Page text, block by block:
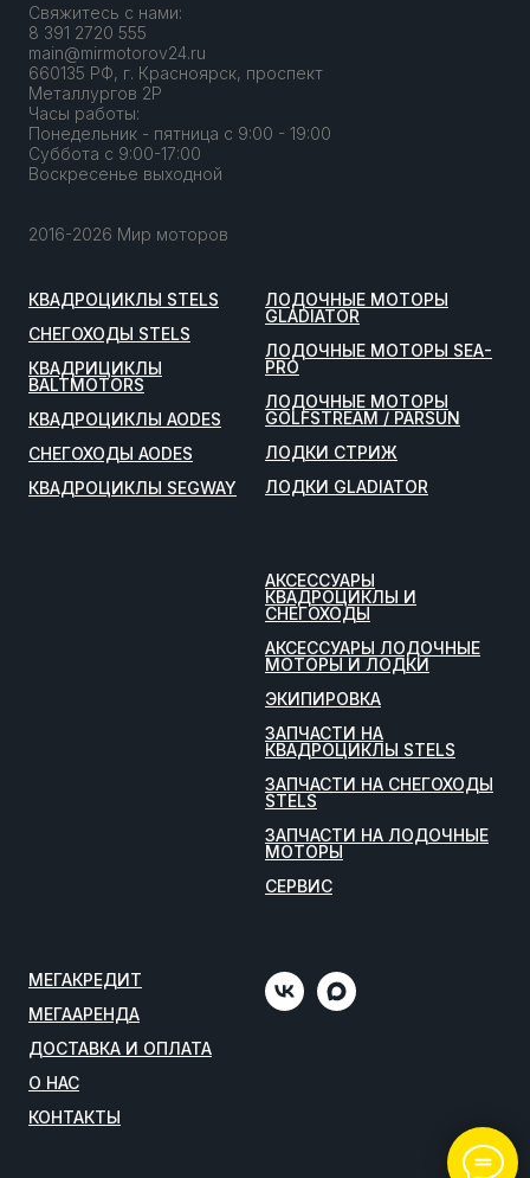
Свяжитесь с нами:
8 391 2720 555
main@mirmotorov24.ru
660135 РФ, г. Красноярск, проспект
Металлургов 2Р
Часы работы:
Понедельник - пятница с 9:00 - 19:00
Суббота с 9:00-17:00
Воскресенье выходной
2016-2026 Мир моторов
КВАДРОЦИКЛЫ STELS
СНЕГОХОДЫ STELS
КВАДРИЦИКЛЫ
BALTMOTORS
КВАДРОЦИКЛЫ AODES
СНЕГОХОДЫ AODES
КВАДРОЦИКЛЫ SEGWAY
ЛОДОЧНЫЕ МОТОРЫ
GLADIATOR
ЛОДОЧНЫЕ МОТОРЫ SEA-
PRO
ЛОДОЧНЫЕ МОТОРЫ
GOLFSTREAM / PARSUN
ЛОДКИ СТРИЖ
ЛОДКИ GLADIATOR
АКСЕССУАРЫ
КВАДРОЦИКЛЫ И
СНЕГОХОДЫ
АКСЕССУАРЫ ЛОДОЧНЫЕ
МОТОРЫ И ЛОДКИ
ЭКИПИРОВКА
ЗАПЧАСТИ НА
КВАДРОЦИКЛЫ STELS
ЗАПЧАСТИ НА СНЕГОХОДЫ
STELS
ЗАПЧАСТИ НА ЛОДОЧНЫЕ
МОТОРЫ
СЕРВИС
МЕГАКРЕДИТ
МЕГААРЕНДА
ДОСТАВКА И ОПЛАТА
О НАС
КОНТАКТЫ